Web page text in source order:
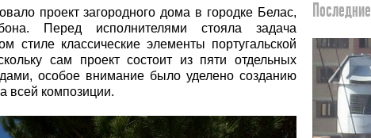
проект загородного дома в городке Белас,
Перед исполнителями стояла задача
стиле классические элементы португальской
сам проект состоит из пяти отдельных
особое внимание было уделено созданию
всей композиции.